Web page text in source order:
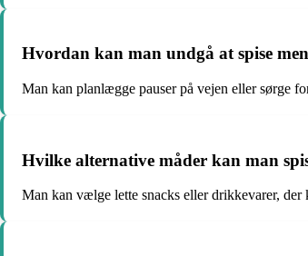
Hvordan kan man undgå at spise
Man kan planlægge pauser på vejen eller sørge
Hvilke alternative måder kan man
Man kan vælge lette snacks eller drikkevarer,